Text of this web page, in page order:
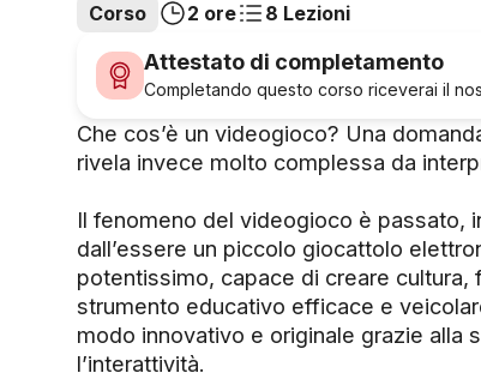
Corso 2 ore 8 Lezioni
Attestato di completamento
Completando questo corso riceverai il
Che cos’è un videogioco? Una
rivela invece molto complessa da
Il fenomeno del videogioco è passato,
dall’essere un piccolo giocattolo
potentissimo, capace di creare cultura,
strumento educativo efficace e
modo innovativo e originale grazie alla
l’interattività.